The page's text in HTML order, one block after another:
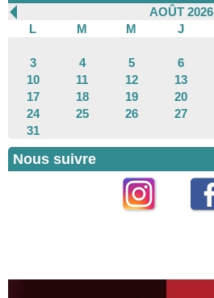
AOÛT 2026
L
M M J
3
4 5 6
10
11 12 13
17
18 19 20
24
25 26 27
31
Nous suivre